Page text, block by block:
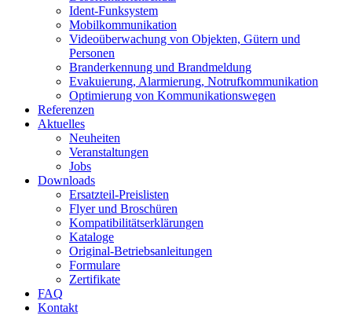
Ident-Funksystem
Mobilkommunikation
Videoüberwachung von Objekten, Gütern und
Personen
Branderkennung und Brandmeldung
Evakuierung, Alarmierung, Notrufkommunikation
Optimierung von Kommunikationswegen
Referenzen
Aktuelles
Neuheiten
Veranstaltungen
Jobs
Downloads
Ersatzteil-Preislisten
Flyer und Broschüren
Kompatibilitätserklärungen
Kataloge
Original-Betriebsanleitungen
Formulare
Zertifikate
FAQ
Kontakt